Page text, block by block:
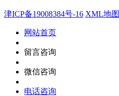
津ICP备19008384号-16 XML地图
网站首页
留言咨询
微信咨询
电话咨询